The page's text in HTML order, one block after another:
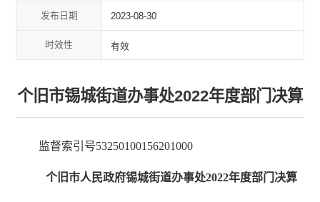
发布日期 2023-08-30
时效性 有效
个旧市锡城街道办事处2022年度部门决算
监督索引号53250100156201000
个旧市人民政府锡城街道办事处2022年度部门决算